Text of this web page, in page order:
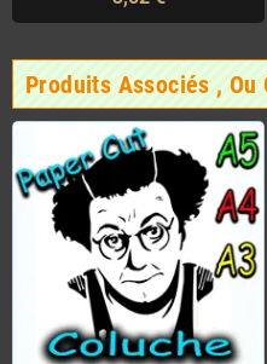
Produits Associés , Ou